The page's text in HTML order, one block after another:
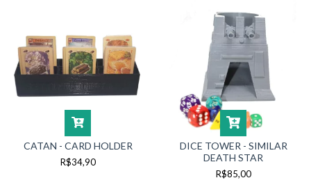
CATAN - CARD HOLDER
R$34,90
DICE TOWER - SIMILAR
DEATH STAR
R$85,00